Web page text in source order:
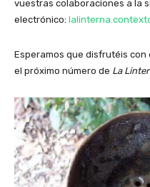
vuestras colaboraciones a la
electrónico:
Esperamos que disfrutéis
el próximo número de La